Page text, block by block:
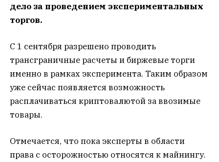
дело за проведением экспериментальных
торгов.
С 1 сентября разрешено проводить
трансграничные расчеты и биржевые торги
именно в рамках эксперимента. Таким образом
уже сейчас появляется возможность
расплачиваться криптовалютой за ввозимые
товары.
Отмечается, что пока эксперты в области
права с осторожностью относятся к майнингу.